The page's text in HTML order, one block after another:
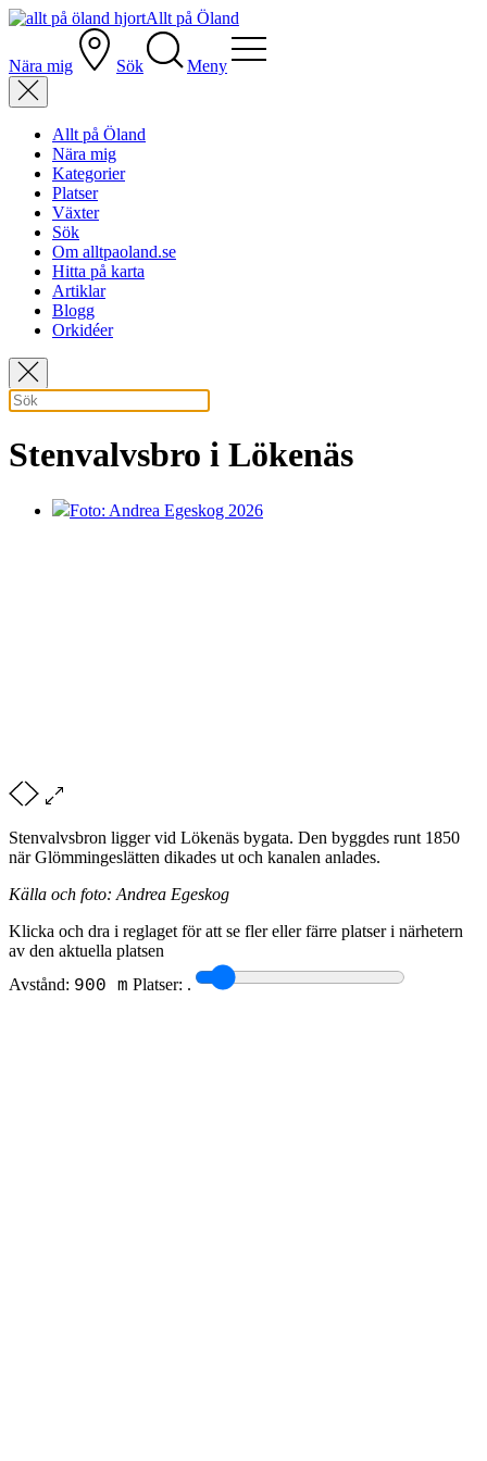
Allt på Öland
Nära mig Sök Meny
Allt på Öland
Nära mig
Kategorier
Platser
Växter
Sök
Om alltpaoland.se
Hitta på karta
Artiklar
Blogg
Orkidéer
Stenvalvsbro i Lökenäs
Foto: Andrea Egeskog 2026
Stenvalvsbron ligger vid Lökenäs bygata. Den byggdes runt 1850
när Glömmingeslätten dikades ut och kanalen anlades.
Källa och foto: Andrea Egeskog
Klicka och dra i reglaget för att se fler eller färre platser i närhetern
av den aktuella platsen
Avstånd: 900 m Platser: .